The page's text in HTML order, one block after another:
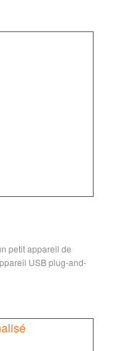
petit appareil de
USB plug-and-